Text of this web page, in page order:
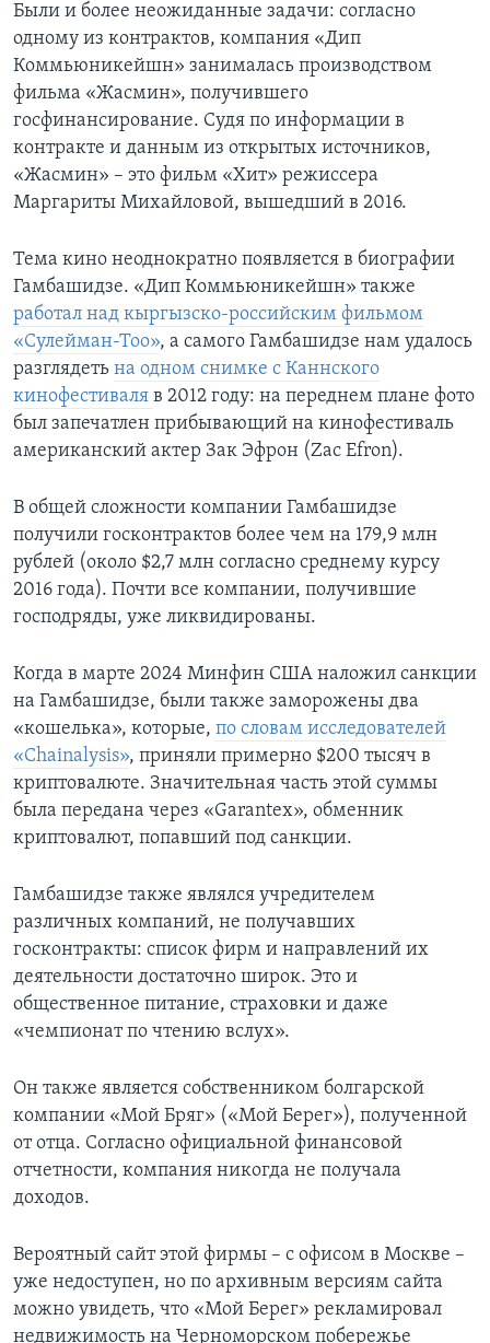
Были и более неожиданные задачи: согласно
одному из контрактов, компания «Дип
Коммьюникейшн» занималась производством
фильма «Жасмин», получившего
госфинансирование. Судя по информации в
контракте и данным из открытых источников,
«Жасмин» – это фильм «Хит» режиссера
Маргариты Михайловой, вышедший в 2016.
Тема кино неоднократно появляется в биографии
Гамбашидзе. «Дип Коммьюникейшн» также
работал над кыргызско-российским фильмом
«Сулейман-Тоо», а самого Гамбашидзе нам удалось
разглядеть на одном снимке с Каннского
кинофестиваля в 2012 году: на переднем плане фото
был запечатлен прибывающий на кинофестиваль
американский актер Зак Эфрон (Zac Efron).
В общей сложности компании Гамбашидзе
получили госконтрактов более чем на 179,9 млн
рублей (около $2,7 млн согласно среднему курсу
2016 года). Почти все компании, получившие
господряды, уже ликвидированы.
Когда в марте 2024 Минфин США наложил санкции
на Гамбашидзе, были также заморожены два
«кошелька», которые, по словам исследователей
«Chainalysis», приняли примерно $200 тысяч в
криптовалюте. Значительная часть этой суммы
была передана через «Garantex», обменник
криптовалют, попавший под санкции.
Гамбашидзе также являлся учредителем
различных компаний, не получавших
госконтракты: список фирм и направлений их
деятельности достаточно широк. Это и
общественное питание, страховки и даже
«чемпионат по чтению вслух».
Он также является собственником болгарской
компании «Мой Бряг» («Мой Берег»), полученной
от отца. Согласно официальной финансовой
отчетности, компания никогда не получала
доходов.
Вероятный сайт этой фирмы – с офисом в Москве –
уже недоступен, но по архивным версиям сайта
можно увидеть, что «Мой Берег» рекламировал
недвижимость на Черноморском побережье